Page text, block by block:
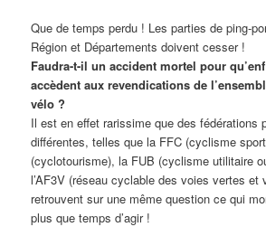
Que de temps perdu ! Les parties de ping-
Région et Départements doivent cesser !
Faudra-t-il un accident mortel pour
accèdent aux revendications de
vélo ?
Il est en effet rarissime que des fédérations
différentes, telles que la FFC (cyclisme
(cyclotourisme), la FUB (cyclisme utilitaire
l’AF3V (réseau cyclable des voies vertes et
retrouvent sur une même question ce qui
plus que temps d’agir !